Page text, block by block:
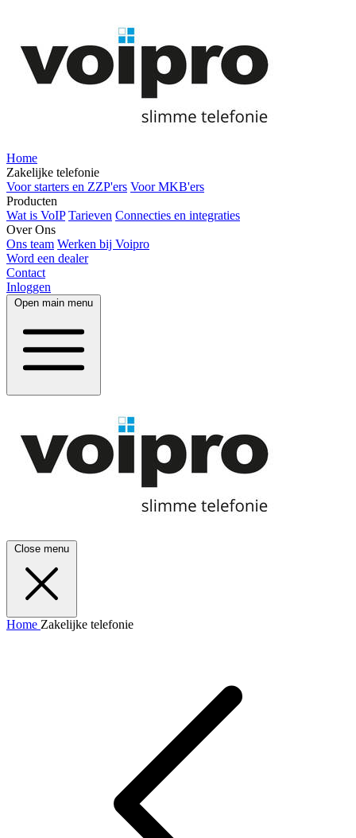
Home
Zakelijke telefonie
Voor starters en ZZP'ers Voor MKB'ers
Producten
Wat is VoIP Tarieven Connecties en integraties
Over Ons
Ons team Werken bij Voipro
Word een dealer
Contact
Inloggen
Open main menu
Close menu
Home Zakelijke telefonie